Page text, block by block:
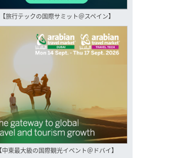
【旅行テックの国際サミット＠スペイン】
【中東最大級の国際観光イベント＠ドバイ】